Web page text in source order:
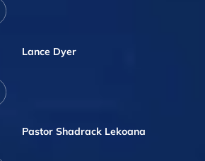
Lance Dyer
Pastor Shadrack Lekoana